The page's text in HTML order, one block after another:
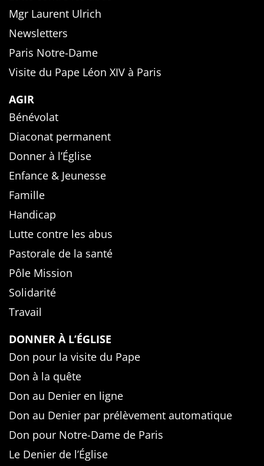
Mgr Laurent Ulrich
Newsletters
Paris Notre-Dame
Visite du Pape Léon XIV à Paris
AGIR
Bénévolat
Diaconat permanent
Donner à l’Église
Enfance & Jeunesse
Famille
Handicap
Lutte contre les abus
Pastorale de la santé
Pôle Mission
Solidarité
Travail
DONNER À L’ÉGLISE
Don pour la visite du Pape
Don à la quête
Don au Denier en ligne
Don au Denier par prélèvement automatique
Don pour Notre-Dame de Paris
Le Denier de l’Église